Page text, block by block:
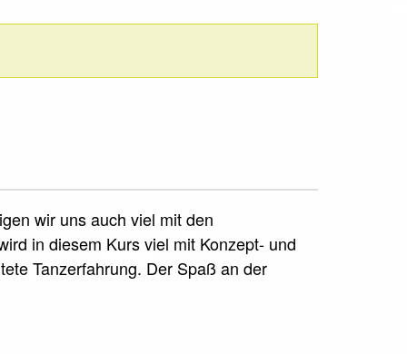
wir uns auch viel mit den
in diesem Kurs viel mit Konzept- und
Tanzerfahrung. Der Spaß an der